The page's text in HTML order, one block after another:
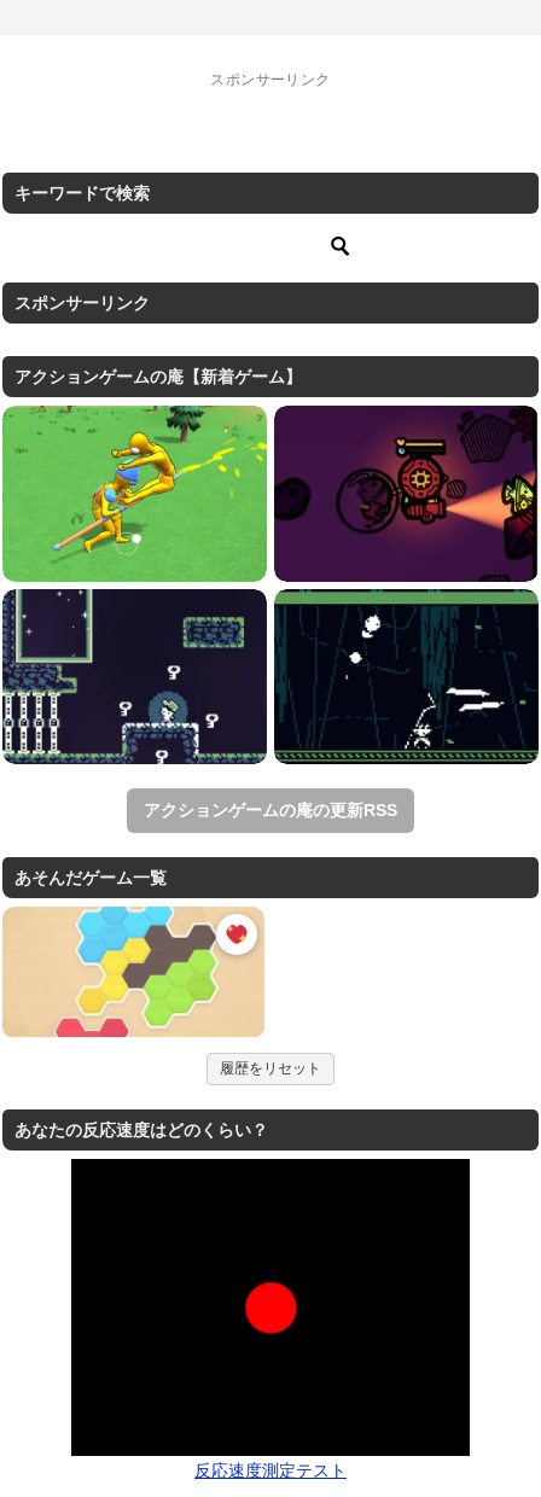
スポンサーリンク
キーワードで検索
スポンサーリンク
アクションゲームの庵【新着ゲーム】
アクションゲームの庵の更新RSS
あそんだゲーム一覧
履歴をリセット
あなたの反応速度はどのくらい？
反応速度測定テスト